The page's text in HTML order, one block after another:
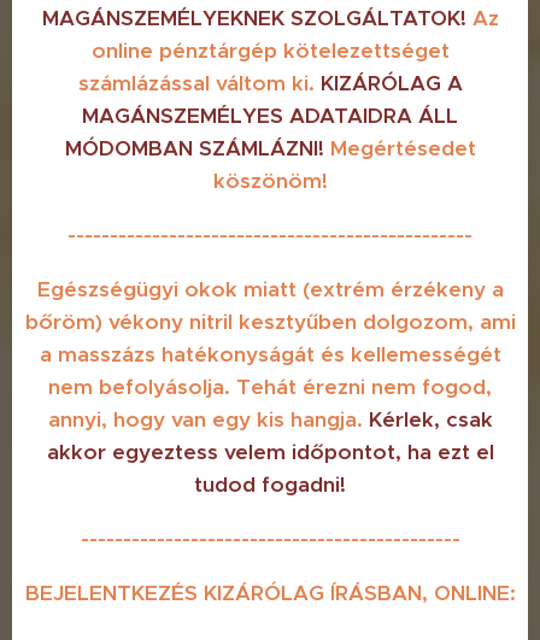
MAGÁNSZEMÉLYEKNEK SZOLGÁLTATOK! Az
online pénztárgép kötelezettséget
számlázással váltom ki. KIZÁRÓLAG A
MAGÁNSZEMÉLYES ADATAIDRA ÁLL
MÓDOMBAN SZÁMLÁZNI! Megértésedet
köszönöm!
------------------------------------------------
Egészségügyi okok miatt (extrém érzékeny a
bőröm) vékony nitril kesztyűben dolgozom, ami
a masszázs hatékonyságát és kellemességét
nem befolyásolja. Tehát érezni nem fogod,
annyi, hogy van egy kis hangja. Kérlek, csak
akkor egyeztess velem időpontot, ha ezt el
tudod fogadni!
---------------------------------------------
BEJELENTKEZÉS KIZÁRÓLAG ÍRÁSBAN, ONLINE: